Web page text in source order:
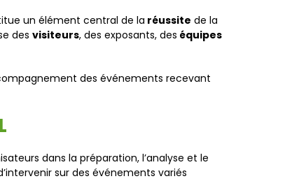
un élément central de la réussite de la
des visiteurs, des exposants, des équipes
des événements recevant
dans la préparation, l’analyse et le
sur des événements variés